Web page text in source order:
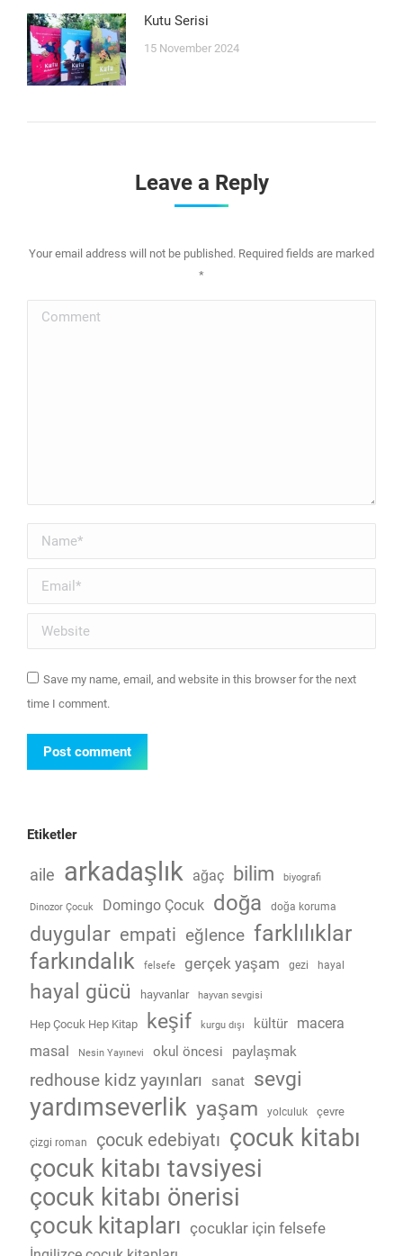
Kutu Serisi
15 November 2024
Leave a Reply
Your email address will not be published. Required fields are marked
*
Comment
Name *
Email *
Website
Save my name, email, and website in this browser for the next
time I comment.
Post comment
Etiketler
aile arkadaşlık ağaç bilim biyografi
Dinozor Çocuk Domingo Çocuk doğa doğa koruma
duygular empati eğlence farklılıklar
farkındalık
felsefe gerçek yaşam gezi hayal
hayal gücü hayvanlar hayvan sevgisi
Hep Çocuk Hep Kitap keşif kurgu dışı kültür
macera
masal
Nesin Yayınevi okul öncesi paylaşmak
redhouse kidz yayınları sanat sevgi
yardımseverlik yaşam yolculuk çevre
çizgi roman çocuk edebiyatı çocuk kitabı
çocuk kitabı tavsiyesi
çocuk kitabı önerisi
çocuk kitapları çocuklar için felsefe